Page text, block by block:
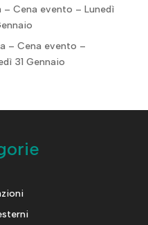
– Cena evento – Lunedì
– Cena evento –
31 Gennaio